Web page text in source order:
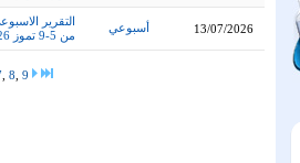
التقرير
من 5-9 تموز 2026
أسبوعي 13/07/2026
8 9